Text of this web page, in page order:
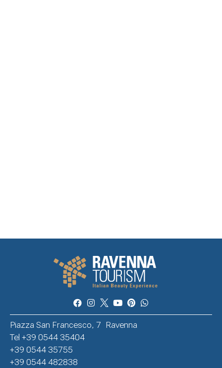
Piazza San Francesco, 7 Ravenna
Tel +39 0544 35404
+39 0544 35755
+39 0544 482838